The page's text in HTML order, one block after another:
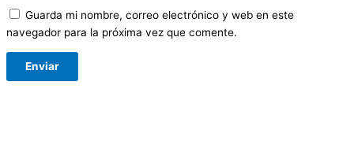
Guarda mi nombre, correo electrónico y web en este
navegador para la próxima vez que comente.